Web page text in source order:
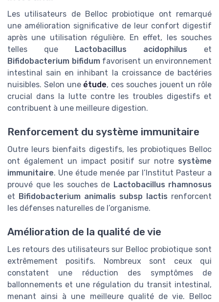
Les utilisateurs de Belloc probiotique ont remarqué
une amélioration significative de leur confort digestif
après une utilisation régulière. En effet, les souches
telles que Lactobacillus acidophilus et
Bifidobacterium bifidumfavorisent un environnement
intestinal sain en inhibant la croissance de bactéries
nuisibles. Selon une étude, ces souches jouent un rôle
crucial dans la lutte contre les troubles digestifs et
contribuent à une meilleure digestion.
Renforcement du système immunitaire
Outre leurs bienfaits digestifs, les probiotiques Belloc
ont également un impact positif sur notre système
immunitaire. Une étude menée par l’Institut Pasteur a
prouvé que les souches de Lactobacillus rhamnosus
et Bifidobacterium animalis subsp lactis renforcent
les défenses naturelles de l’organisme.
Amélioration de la qualité de vie
Les retours des utilisateurs sur Belloc probiotique sont
extrêmement positifs. Nombreux sont ceux qui
constatent une réduction des symptômes de
ballonnements et une régulation du transit intestinal,
menant ainsi à une meilleure qualité de vie. Belloc